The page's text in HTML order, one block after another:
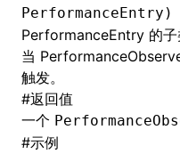
PerformanceEntry 的子
当
触发。
#返回值
一个
#示例